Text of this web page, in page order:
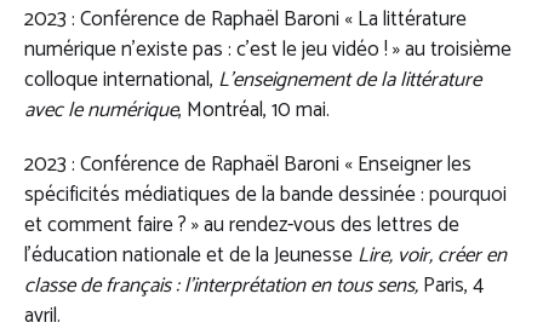
2023 : Conférence de Raphaël Baroni « La littérature
numérique n’existe pas : c’est le jeu vidéo ! » au troisième
colloque international, L’enseignement de la littérature
avec le numérique, Montréal, 10 mai.
2023 : Conférence de Raphaël Baroni « Enseigner les
spécificités médiatiques de la bande dessinée : pourquoi
et comment faire ? » au rendez-vous des lettres de
l’éducation nationale et de la JeunesseLire, voir, créer en
classe de français : l’interprétation en tous sens,Paris, 4
avril.